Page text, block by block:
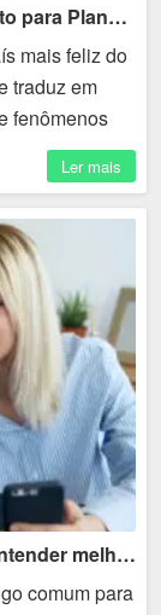
Viagem para Finlândia: O Guia Completo para Planejar seu Roteiro
mais feliz do
traduz em
fenômenos
Ler mais
DDD, Discord e comunidades: como entender melhor contatos online
comum para